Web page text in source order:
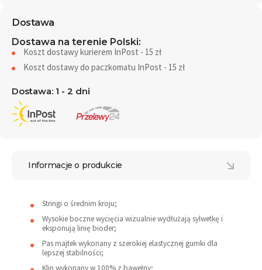
Dostawa
Dostawa na terenie Polski:
Koszt dostawy kurierem InPost - 15 zł
Koszt dostawy do paczkomatu InPost - 15 zł
Dostawa: 1 - 2 dni
Informacje o produkcie
Stringi o średnim kroju;
Wysokie boczne wycięcia wizualnie wydłużają sylwetkę i
eksponują linię bioder;
Pas majtek wykonany z szerokiej elastycznej gumki dla
lepszej stabilności;
Klin wykonany w 100% z bawełny;